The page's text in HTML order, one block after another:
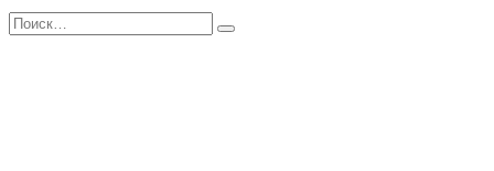
Перейти
к
Search
for: